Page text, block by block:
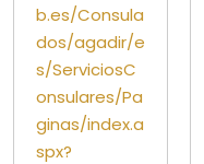
b.es/Consula
dos/agadir/e
s/ServiciosC
onsulares/Pa
ginas/index.a
spx?